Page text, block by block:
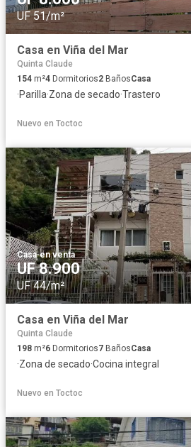
UF 51/m²
Casa en Viña del Mar
Quinta Claude
154 m²4 Dormitorios2 BañosCasa
·Parilla·Zona de secado·Trastero
Nuevo en Toctoc
Casa·en venta
UF 8.900
UF 44/m²
Casa en Viña del Mar
Quinta Claude
198 m²6 Dormitorios7 BañosCasa
·Zona de secado·Cocina integral
Nuevo en Toctoc